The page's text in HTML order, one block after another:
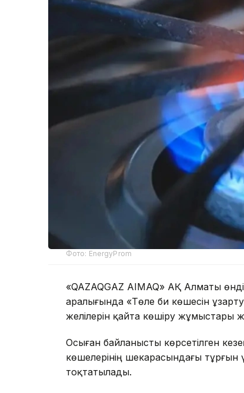
Фото: EnergyProm
«QAZAQGAZ AIMAQ» АҚ Алматы
аралығында «Төле би көшесін
желілерін қайта көшіру жұмыстары
Осыған байланысты көрсетілген
көшелерінің шекарасындағы
тоқтатылады.